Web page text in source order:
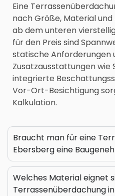
Eine
nach Größe, Material
ab dem unteren
für den Preis sind
statische Anforderungen
Zusatzausstattungen wie
integrierte
Vor-Ort-Besichtigung
Kalkulation.
Braucht man für eine
Ebersberg eine
Welches Material eignet
Terrassenüberdachung